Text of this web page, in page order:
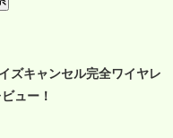
ズキャンセル完全ワイヤレ
ュー！